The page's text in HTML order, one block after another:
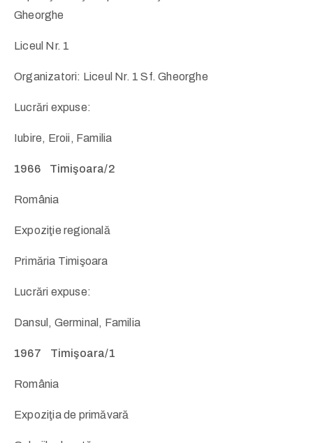
Gheorghe
Liceul Nr. 1
Organizatori: Liceul Nr. 1 Sf. Gheorghe
Lucrări expuse:
Iubire, Eroii, Familia
1966 Timişoara/2
România
Expoziţie regională
Primăria Timişoara
Lucrări expuse:
Dansul, Germinal, Familia
1967 Timişoara/1
România
Expoziţia de primăvară